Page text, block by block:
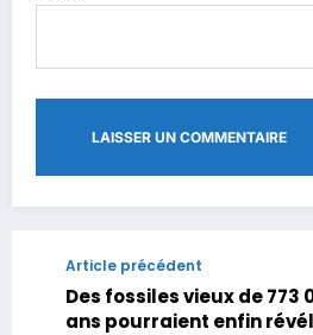
Article précédent
Des fossiles vieux de 773
ans pourraient enfin